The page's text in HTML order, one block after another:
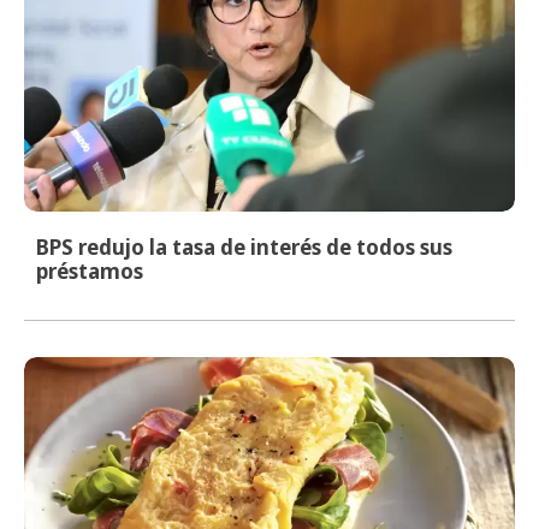
BPS redujo la tasa de interés de todos sus
préstamos